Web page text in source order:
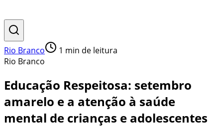
Rio Branco 1 min de leitura
Rio Branco
Educação Respeitosa: setembro
amarelo e a atenção à saúde
mental de crianças e adolescentes